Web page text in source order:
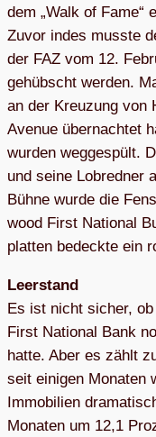
dem „Walk of Fame“
Zuvor indes musste
der FAZ vom 12.
ge­hübscht wer­den.
an der Kreu­zung von
Ave­nue über­nach­tet
wur­den weg­ge­spült.
und seine Lob­red­ner
Bühne wurde die
wood First Natio­nal
plat­ten bedeckte ein
Leer­stand
Es ist nicht sicher,
First Natio­nal Bank
hatte. Aber es zählt
seit eini­gen Mona­ten
Immo­bi­lien
Mona­ten um 12,1